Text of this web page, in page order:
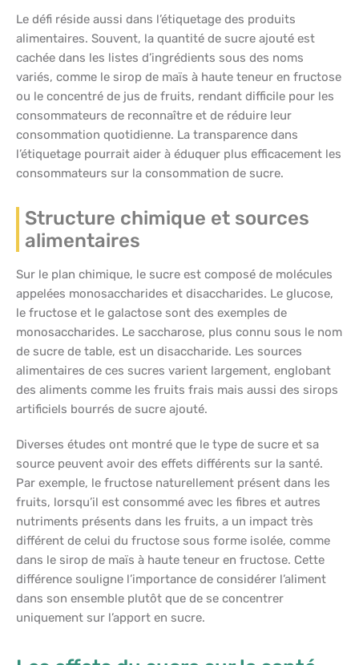
Le défi réside aussi dans l’étiquetage des produits
alimentaires. Souvent, la quantité de sucre ajouté est
cachée dans les listes d’ingrédients sous des noms
variés, comme le sirop de maïs à haute teneur en fructose
ou le concentré de jus de fruits, rendant difficile pour les
consommateurs de reconnaître et de réduire leur
consommation quotidienne. La transparence dans
l’étiquetage pourrait aider à éduquer plus efficacement les
consommateurs sur la consommation de sucre.
Structure chimique et sources
alimentaires
Sur le plan chimique, le sucre est composé de molécules
appelées monosaccharides et disaccharides. Le glucose,
le fructose et le galactose sont des exemples de
monosaccharides. Le saccharose, plus connu sous le nom
de sucre de table, est un disaccharide. Les sources
alimentaires de ces sucres varient largement, englobant
des aliments comme les fruits frais mais aussi des sirops
artificiels bourrés de sucre ajouté.
Diverses études ont montré que le type de sucre et sa
source peuvent avoir des effets différents sur la santé.
Par exemple, le fructose naturellement présent dans les
fruits, lorsqu’il est consommé avec les fibres et autres
nutriments présents dans les fruits, a un impact très
différent de celui du fructose sous forme isolée, comme
dans le sirop de maïs à haute teneur en fructose. Cette
différence souligne l’importance de considérer l’aliment
dans son ensemble plutôt que de se concentrer
uniquement sur l’apport en sucre.